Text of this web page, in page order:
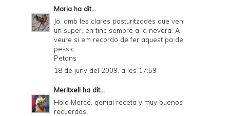
Maria ha dit...
Jo, amb les clares pasturitzades que ven
un super, en tinc sempre a la nevera. A
veure si em recordo de fer aquest pa de
pessic.
Petons
18 de juny del 2009, a les 17:59
Meritxell ha dit...
Hola Mercé, genial receta y muy buenos
recuerdos.